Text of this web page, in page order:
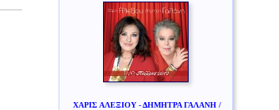
ΧΑΡΙΣ ΑΛΕΞΙΟΥ - ΔΗΜΗΤΡΑ ΓΑΛΑΝΗ /